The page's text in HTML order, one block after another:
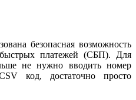
безопасная возможность
платежей (СБП). Для
не нужно вводить номер
код, достаточно просто